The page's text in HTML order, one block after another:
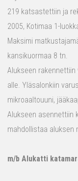
219 katsastettiin ja
2005, Kotimaa 1-
Maksimi
kansikuormaa 8 tn.
Alukseen
alle. Yläsalonkiin
mikroaaltouuni,
Alukseen asennettiin
mahdollistaa
m/b Alukatti